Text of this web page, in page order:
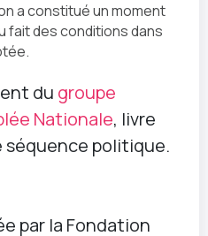
a constitué un moment
fait des conditions dans
du groupe
Nationale, livre
séquence politique.
par la Fondation